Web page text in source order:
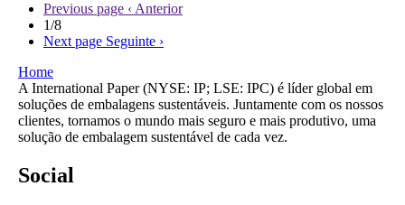
Previous page ‹ Anterior
1/8
Next page Seguinte ›
Home
A International Paper (NYSE: IP; LSE: IPC) é líder global em
soluções de embalagens sustentáveis. Juntamente com os nossos
clientes, tornamos o mundo mais seguro e mais produtivo, uma
solução de embalagem sustentável de cada vez.
Social